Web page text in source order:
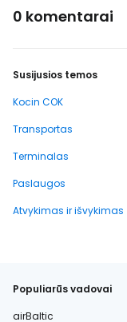
0 komentarai
Susijusios temos
Kocin COK
Transportas
Terminalas
Paslaugos
Atvykimas ir išvykimas
Populiarūs vadovai
airBaltic